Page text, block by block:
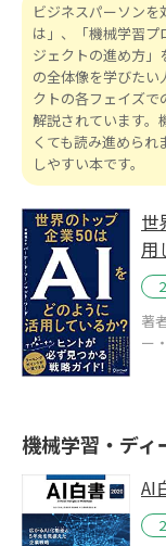
ビジネスパーソン
は」、「機械学習
ジェクトの進め方」
の全体像を学びたい
クトの各フェイズ
解説されています。
くても読み進めら
しやすい本です。
世
用
著
ー
機械学習・ディ
AI